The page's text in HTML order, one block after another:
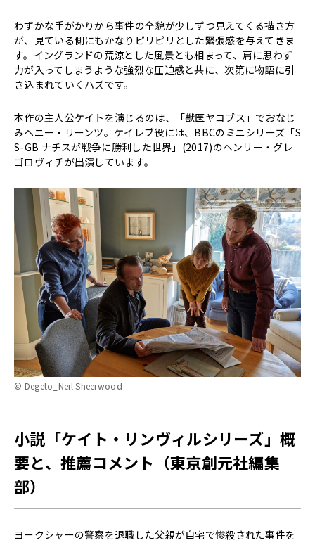
わずかな手がかりから事件の全貌が少しずつ見えてくる描き方
が、見ている側にもかなりピリピリとした緊張感を与えてきま
す。イングランドの荒涼とした風景とも相まって、肩に思わず
力が入ってしまうような強烈な圧迫感と共に、次第に物語に引
き込まれていくハズです。
本作の主人公ケイトを演じるのは、「獣医ヤコブス」でおなじ
みヘニー・リーンツ。ケイレブ役には、BBCのミニシリーズ「S
S-GB ナチスが戦争に勝利した世界」(2017)のヘンリー・グレ
ゴロヴィチが出演しています。
© Degeto_Neil Sheerwood
小説「ケイト・リンヴィルシリーズ」概
要と、推薦コメント（東京創元社編集
部）
ヨークシャーの警察を退職した父親が自宅で惨殺された事件を